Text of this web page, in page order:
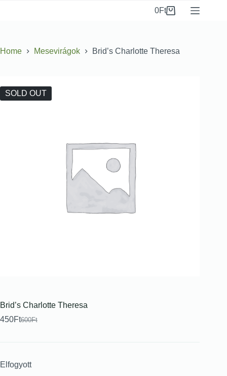
0Ft
Home Mesevirágok Brid’s Charlotte Theresa
SOLD OUT
Brid’s Charlotte Theresa
600Ft
450Ft
Elfogyott